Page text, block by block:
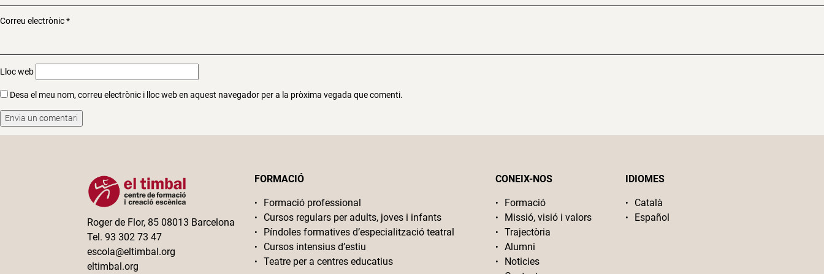
Correu electrònic*
Lloc web
Desa el meu nom, correu electrònic i lloc web en aquest navegador per a la pròxima vegada que comenti.
Roger de Flor, 85 08013 Barcelona
Tel. 93 302 73 47
escola@eltimbal.org
eltimbal.org
FORMACIÓ
Formació professional
Cursos regulars per adults, joves i infants
Píndoles formatives d’especialització teatral
Cursos intensius d’estiu
Teatre per a centres educatius
CONEIX-NOS
Formació
Missió, visió i valors
Trajectòria
Alumni
Noticies
IDIOMES
Català
Español